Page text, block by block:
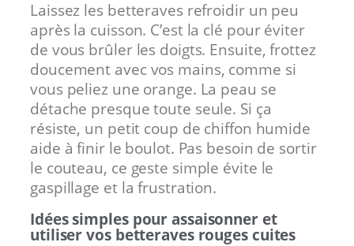
Laissez les betteraves refroidir un peu
après la cuisson. C’est la clé pour éviter
de vous brûler les doigts. Ensuite, frottez
doucement avec vos mains, comme si
vous peliez une orange. La peau se
détache presque toute seule. Si ça
résiste, un petit coup de chiffon humide
aide à finir le boulot. Pas besoin de sortir
le couteau, ce geste simple évite le
gaspillage et la frustration.
Idées simples pour assaisonner et
utiliser vos betteraves rouges cuites